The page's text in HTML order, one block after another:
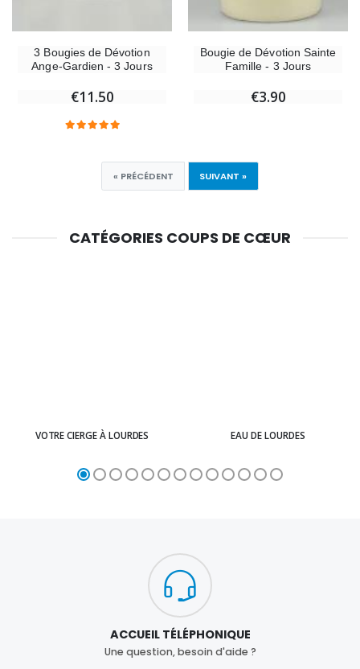
3 Bougies de Dévotion
Ange-Gardien - 3 Jours
€11.50
Bougie de Dévotion Sainte
Famille - 3 Jours
€3.90
« PRÉCÉDENT SUIVANT »
CATÉGORIES COUPS DE CŒUR
VOTRE CIERGE À LOURDES EAU DE LOURDES
ACCUEIL TÉLÉPHONIQUE
Une question, besoin d'aide ?